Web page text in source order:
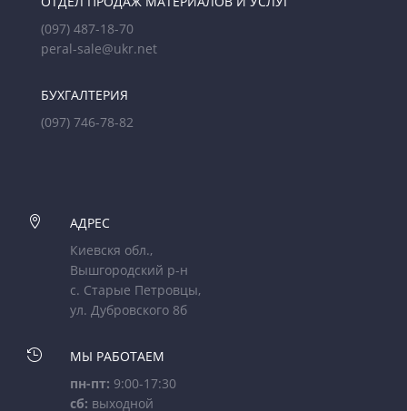
(097) 487-18-70
peral-sale@ukr.net
БУХГАЛТЕРИЯ
(097) 746-78-82

АДРЕС
Киевскя обл.,
Вышгородский р-н
с. Старые Петровцы,
ул. Дубровского 8б

МЫ РАБОТАЕМ
пн-пт: 9:00-17:30
сб: выходной